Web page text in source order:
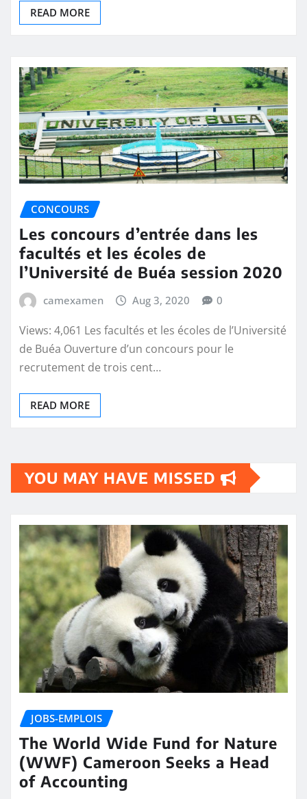
READ MORE
CONCOURS
Les concours d’entrée dans les
facultés et les écoles de
l’Université de Buéa session 2020
camexamen Aug 3, 2020 0
Views: 4,061 Les facultés et les écoles de l’Université
de Buéa Ouverture d’un concours pour le
recrutement de trois cent…
READ MORE
YOU MAY HAVE MISSED
JOBS-EMPLOIS
The World Wide Fund for Nature
(WWF) Cameroon Seeks a Head
of Accounting